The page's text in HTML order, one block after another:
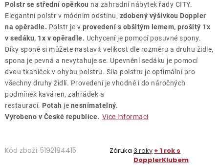
Polstr se střední opěrkou na zahradní nábytek řady CITY.
Elegantní polstr v módním odstínu, zdobený výšivkou Doppler
na opěradle. Polstr je v provedení s obšitým lemem, prošitý 1x
v sedáku, 1x v opěradle. Uchycení je pomocí posuvné spony.
Díky sponě si můžete nastavit velikost dle rozměru a druhu židle,
spona je pevná a nevytahuje se. Upevnění sedáku je pomocí
dvou tkaniček v ohybu polstru. Síla polstru je optimální pro
všechny druhy židlí. Provedení je vhodné i do náročných
podmínek kaváren, zahrádek a
restaurací. Potah je nesnímatelný.
Vyrobeno v České republice. Více informací
Kód zboží: 5192184415 Záruka 3 roky + 1 rok s
DopplerKlubem